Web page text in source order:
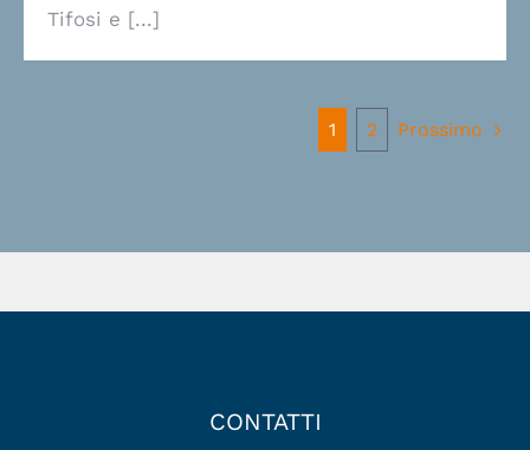
Tifosi e [...]
1 2 Prossimo
CONTATTI